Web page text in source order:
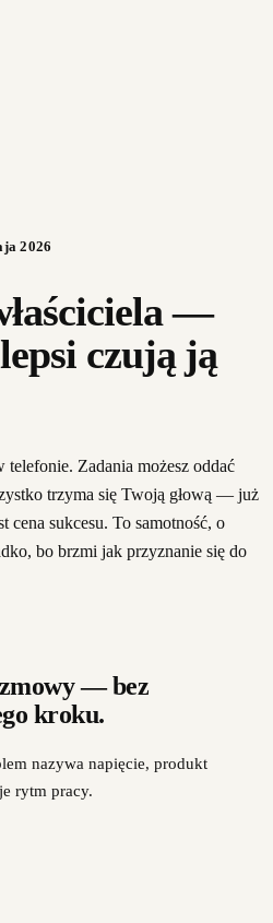
2026
—
czują ją
Zadania możesz oddać
trzyma się Twoją głową — już
cena sukcesu. To samotność, o
bo brzmi jak przyznanie się do
— bez
kroku.
nazywa napięcie, produkt
rytm pracy.